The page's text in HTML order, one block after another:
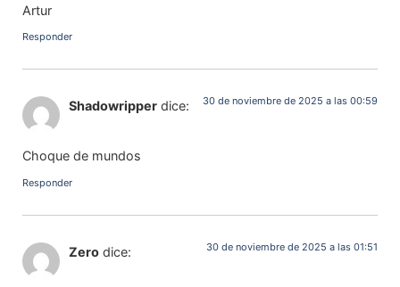
Artur
Responder
Shadowripper dice: 30 de noviembre de 2025 a las 00:59
Choque de mundos
Responder
Zero dice: 30 de noviembre de 2025 a las 01:51